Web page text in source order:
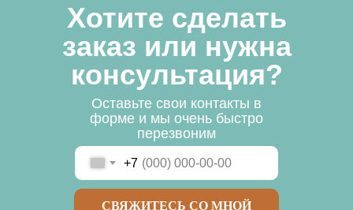
Хотите сделать
заказ или нужна
консультация?
Оставьте свои контакты в
форме и мы очень быстро
перезвоним
+7
СВЯЖИТЕСЬ СО МНОЙ